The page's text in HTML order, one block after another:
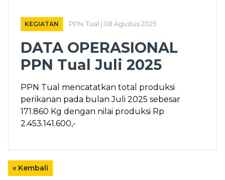
KEGIATAN PPN. Tual | 08 Agustus 2025
DATA OPERASIONAL
PPN Tual Juli 2025
PPN Tual mencatatkan total produksi
perikanan pada bulan Juli 2025 sebesar
171.860 Kg dengan nilai produksi Rp
2.453.141.600,-
« Kembali